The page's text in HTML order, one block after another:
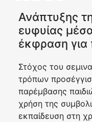
Ανάπτυξης
ευφυίας
έκφραση για
Στόχος του
τρόπων
παρέμβασης
χρήση της
εκπαίδευση στη